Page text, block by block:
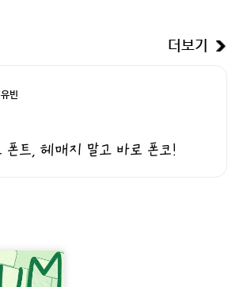
더보기
빈
폰트, 헤매지 말고 바로 폰코!